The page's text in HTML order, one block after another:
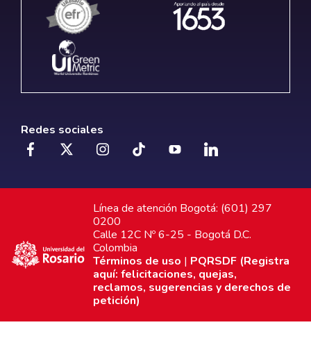
Redes sociales
Línea de atención Bogotá: (601) 297
0200
Calle 12C Nº 6-25 - Bogotá D.C.
Colombia
Términos de uso | PQRSDF (Registra
aquí: felicitaciones, quejas,
reclamos, sugerencias y derechos de
petición)